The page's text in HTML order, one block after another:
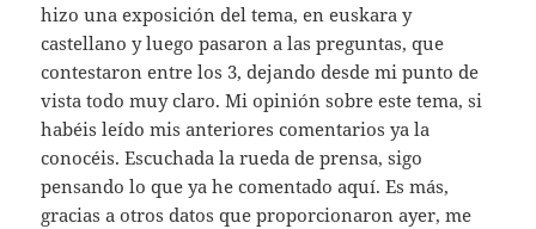
hizo una exposición del tema, en euskara y
castellano y luego pasaron a las preguntas, que
contestaron entre los 3, dejando desde mi punto de
vista todo muy claro. Mi opinión sobre este tema, si
habéis leído mis anteriores comentarios ya la
conocéis. Escuchada la rueda de prensa, sigo
pensando lo que ya he comentado aquí. Es más,
gracias a otros datos que proporcionaron ayer, me